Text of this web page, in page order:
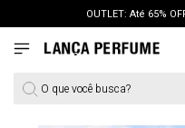
OUTLET: Até 65%
O que você busca?